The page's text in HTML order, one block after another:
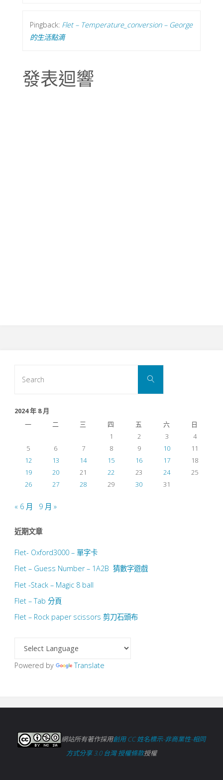
Pingback: Flet – Temperature_conversion – George
的生活點滴
發表迴響
Search
2024 年 8 月
一
二 三 四 五 六
日
1
2 3
4
5
6 7 8 9 10
11
12
13 14 15 16 17
18
19
20 21 22 23 24
25
26
27 28 29 30 31
« 6 月 9 月 »
近期文章
Flet- Oxford3000 – 單字卡
Flet – Guess Number – 1A2B 猜數字遊戲
Flet -Stack – Magic 8 ball
Flet – Tab 分頁
Flet – Rock paper scissors 剪刀石頭布
Powered by Translate
網站所有著作採用創用 CC 姓名標示-非商業性-相同
方式分享 3.0 台灣 授權條款授權